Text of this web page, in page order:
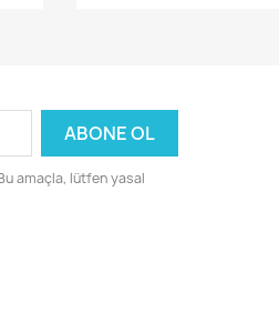
amaçla, lütfen yasal